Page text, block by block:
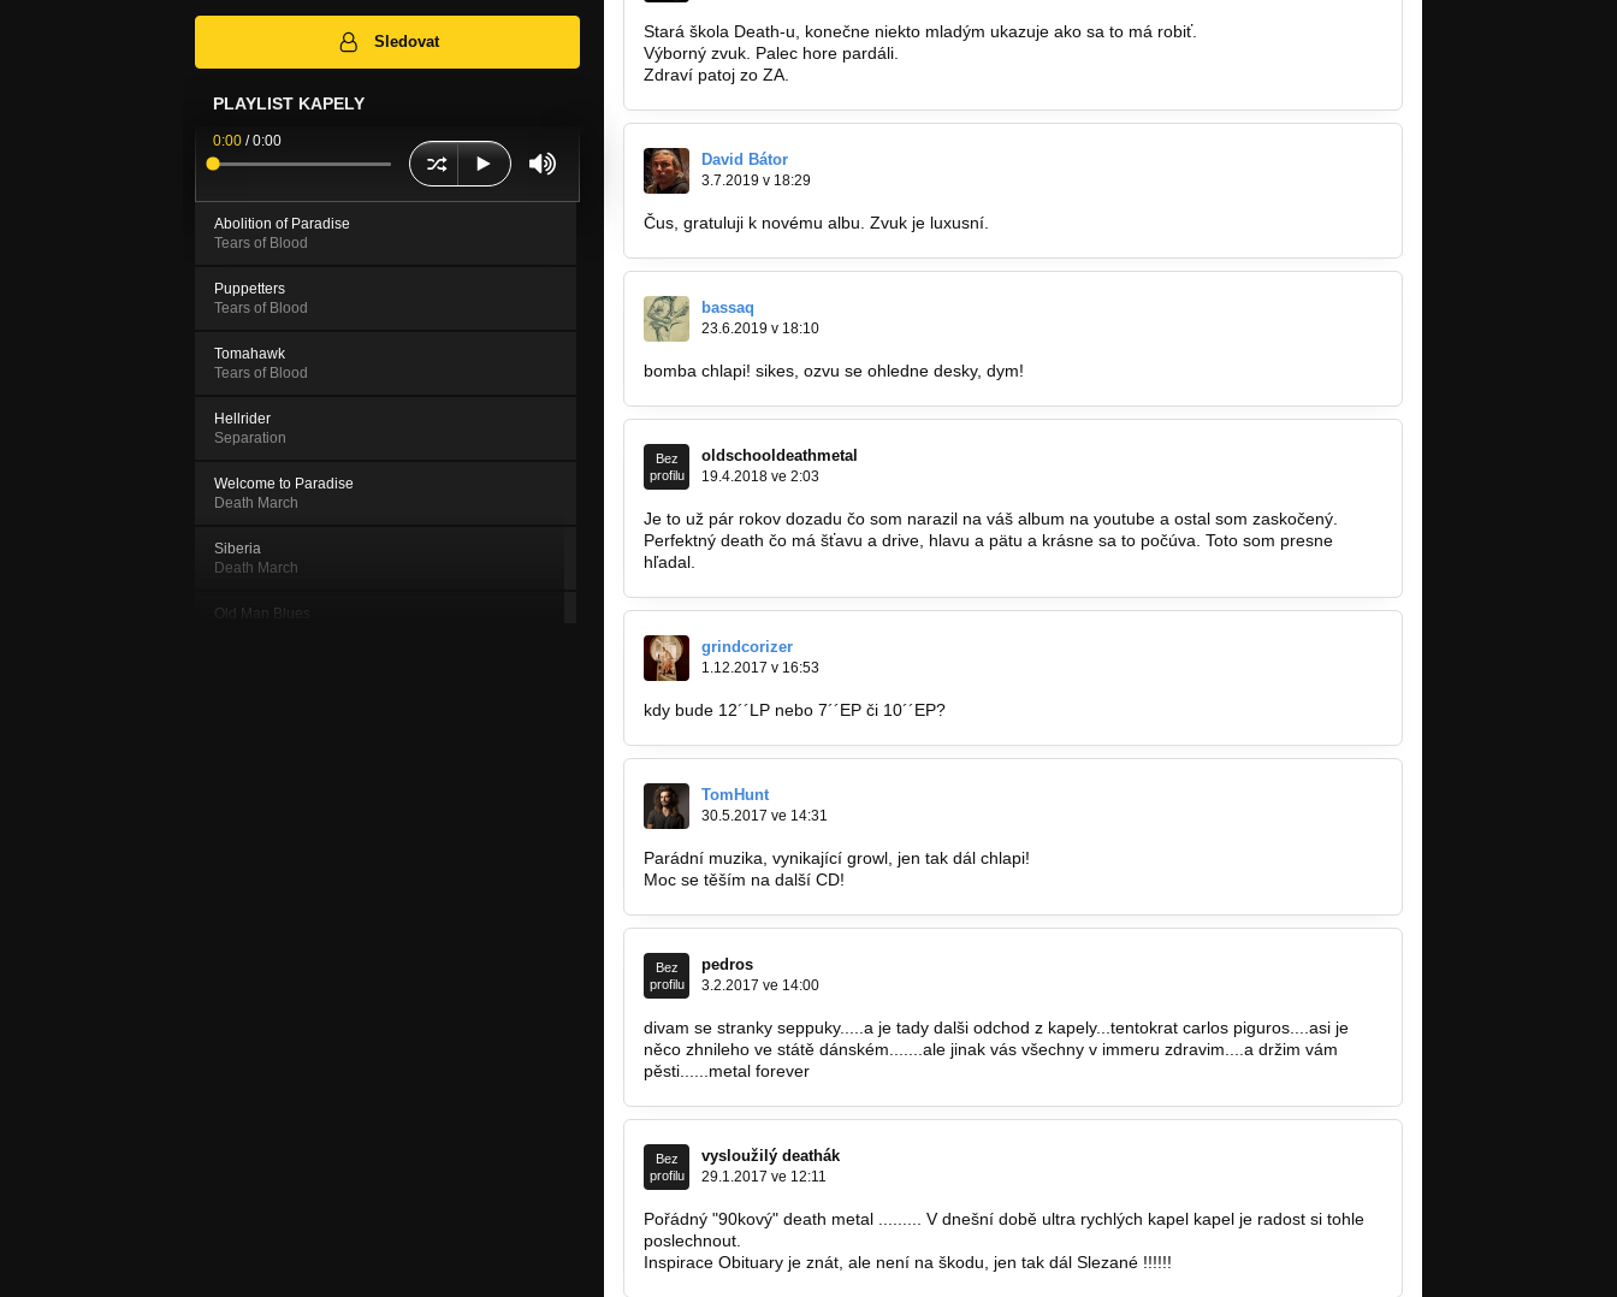
Sledovat
PLAYLIST KAPELY
0:00 /0:00
Abolition of Paradise
Tears of Blood
Puppetters
Tears of Blood
Tomahawk
Tears of Blood
Hellrider
Separation
Welcome to Paradise
Death March
Siberia
Death March
Old Man Blues
Stará škola Death-u, konečne niekto mladým ukazuje ako sa to má robiť.
Výborný zvuk. Palec hore pardáli.
Zdraví patoj zo ZA.
David Bátor
3.7.2019 v 18:29
Čus, gratuluji k novému albu. Zvuk je luxusní.
bassaq
23.6.2019 v 18:10
bomba chlapi! sikes, ozvu se ohledne desky, dym!
Bez
profilu
oldschooldeathmetal
19.4.2018 ve 2:03
Je to už pár rokov dozadu čo som narazil na váš album na youtube a ostal som zaskočený.
Perfektný death čo má šťavu a drive, hlavu a pätu a krásne sa to počúva. Toto som presne
hľadal.
grindcorizer
1.12.2017 v 16:53
kdy bude 12´´LP nebo 7´´EP či 10´´EP?
TomHunt
30.5.2017 ve 14:31
Parádní muzika, vynikající growl, jen tak dál chlapi!
Moc se těším na další CD!
Bez
profilu
pedros
3.2.2017 ve 14:00
divam se stranky seppuky.....a je tady dalši odchod z kapely...tentokrat carlos piguros....asi je
něco zhnileho ve státě dánském.......ale jinak vás všechny v immeru zdravim....a držim vám
pěsti......metal forever
Bez
profilu
vysloužilý deathák
29.1.2017 ve 12:11
Pořádný "90kový" death metal ......... V dnešní době ultra rychlých kapel kapel je radost si tohle
poslechnout.
Inspirace Obituary je znát, ale není na škodu, jen tak dál Slezané !!!!!!